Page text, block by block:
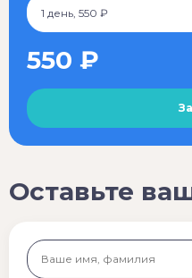
1 день, 550 ₽
550 ₽
Оставьте